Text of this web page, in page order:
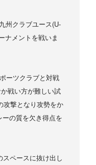
州クラブユース(U-
ナメントを戦いま
ーツクラブと対戦
戦い方が難しい試
攻撃となり攻勢をか
ーの質を欠き得点を
スペースに抜け出し